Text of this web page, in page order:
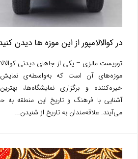
در کوالالامپور از این موزه ها دیدن
توریست مالزی – یکی از جاهای دیدنی
موزه‌های آن است که به‌واسطه‌ی نمایش
خیره‌کننده و برگزاری نمایشگاه‌ها،
آشنایی با فرهنگ و تاریخ این منطقه به
می‌آیند. علاقه‌مندان به تاریخ از شنیدن...